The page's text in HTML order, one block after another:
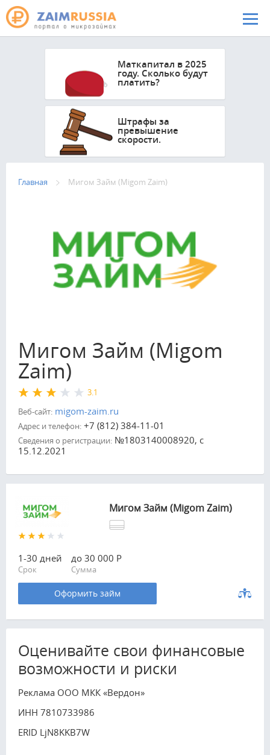
Перейти к основному содержанию
Маткапитал в 2025
году. Сколько будут
платить?
Штрафы за
превышение
скорости.
Главная Мигом Займ (Migom Zaim)
Мигом Займ (Migom
Zaim)
3.1
Веб-сайт: migom-zaim.ru
Адрес и телефон: +7 (812) 384-11-01
Сведения о регистрации: №1803140008920, с
15.12.2021
Мигом Займ (Migom Zaim)
1-30 дней
Срок
до 30 000 Р
Сумма
Оформить займ
Оценивайте свои финансовые
возможности и риски
Реклама ООО МКК «Вердон»
ИНН 7810733986
ERID LjN8KKB7W